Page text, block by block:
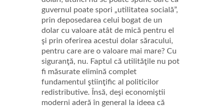
guvernul poate spori „utilitatea socială”,
prin deposedarea celui bogat de un
dolar cu valoare atât de mică pentru el
şi prin oferirea acestui dolar săracului,
pentru care are o valoare mai mare? Cu
siguranţă, nu. Faptul că utilităţile nu pot
fi măsurate elimină complet
fundamentul ştiinţific al politicilor
redistributive. Însă, deşi economiştii
moderni aderă în general la ideea că